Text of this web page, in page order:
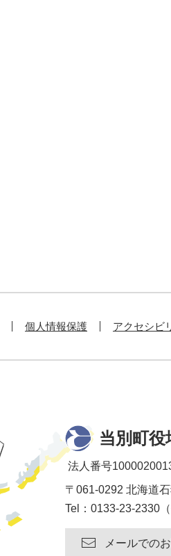
個人情報保護 アクセシビ
当別町役
法人番号
〒061-0292 北海道
Tel：0133-23-2330
メールでの